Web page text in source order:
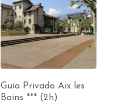
Guía Privado Aix les
Bains *** (2h)